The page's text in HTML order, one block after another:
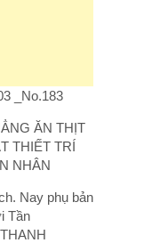
_No.183
ĂN THỊT
THIẾT TRÍ
NHÂN
Nay phụ bản
Tần